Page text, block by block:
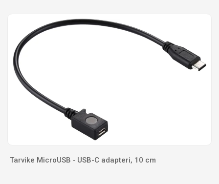
Tarvike MicroUSB ‐ USB-C adapteri, 10 cm